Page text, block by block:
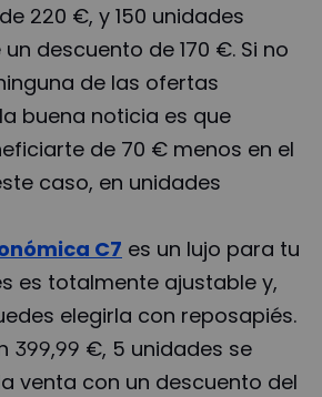
220 €, y 150 unidades
descuento de 170 €. Si no
de las ofertas
buena noticia es que
de 70 € menos en el
caso, en unidades
C7 es un lujo para tu
es totalmente ajustable y,
elegirla con reposapiés.
399,99 €, 5 unidades se
venta con un descuento del